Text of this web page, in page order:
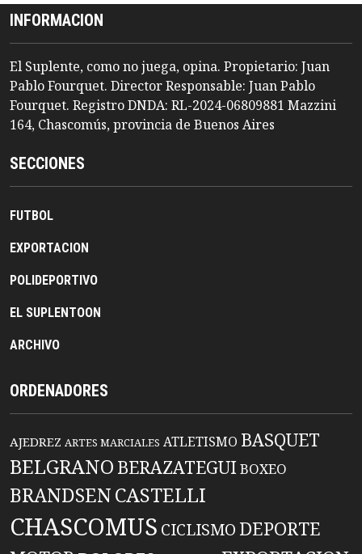
INFORMACION
El Suplente, como no juega, opina. Propietario: Juan
Pablo Fourquet. Director Responsable: Juan Pablo
Fourquet. Registro DNDA: RL-2024-06809881 Mazzini
164, Chascomús, provincia de Buenos Aires
SECCIONES
FUTBOL
EXPORTACION
POLIDEPORTIVO
EL SUPLENTOON
ARCHIVO
ORDENADORES
AJEDREZ ARTES MARCIALES ATLETISMO BASQUET
BELGRANO BERAZATEGUIBOXEO
BRANDSENCASTELLI
CHASCOMUS CICLISMO DEPORTE